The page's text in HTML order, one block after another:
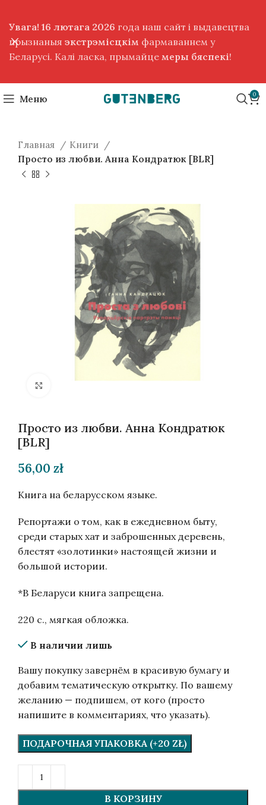
Меню 0
Главная
Книги
Просто из любви. Анна Кондратюк [BLR]
Просто из любви. Анна Кондратюк
[BLR]
56,00 zł
Книга на беларусском языке.
Репортажи о том, как в ежедневном быту,
среди старых хат и заброшенных деревень,
блестят «золотинки» настоящей жизни и
большой истории.
*В Беларуси книга запрещена.
220 с., мягкая обложка.
В наличии лишь
Вашу покупку завернём в красивую бумагу и
добавим тематическую открытку. По вашему
желанию — подпишем, от кого (просто
напишите в комментариях, что указать).
ПОДАРОЧНАЯ УПАКОВКА (+20 ZŁ)
В КОРЗИНУ
Увага! 16 лютага 2026 года наш сайт і выдавецтва
прызнаныя экстрэмісцкім фармаваннем у
Беларусі. Калі ласка, прымайце меры бяспекі!